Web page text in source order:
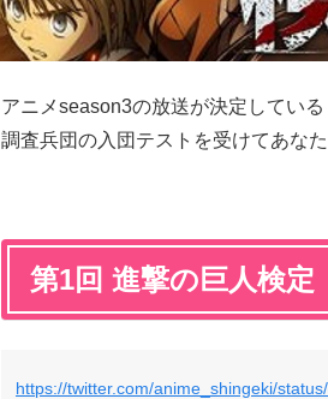
アニメseason3の放送が決定している
調査兵団の入団テストを受けてあな
第1回 進撃の巨人検定
https://twitter.com/anime_shingeki/